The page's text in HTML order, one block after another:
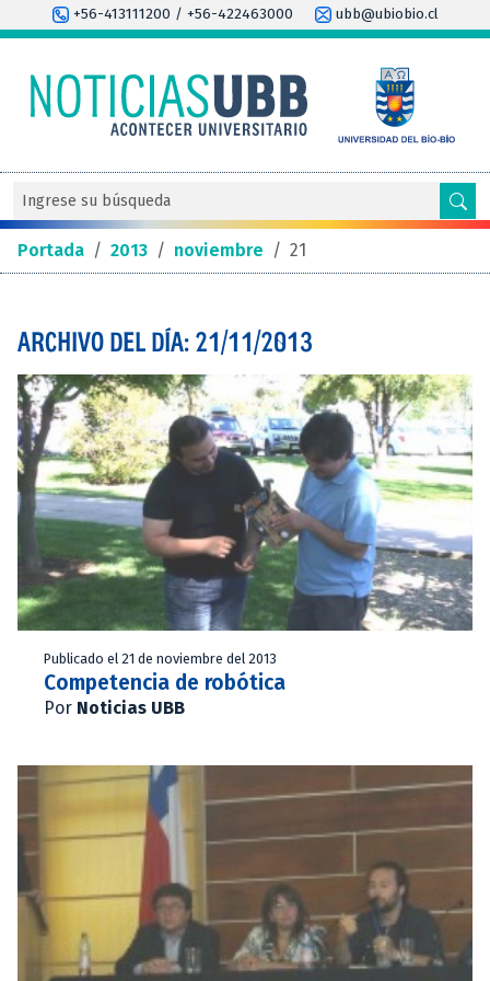
+56-413111200 / +56-422463000 ubb@ubiobio.cl
Portada / 2013 / noviembre / 21
ARCHIVO DEL DÍA: 21/11/2013
Publicado el 21 de noviembre del 2013
Competencia de robótica
Por Noticias UBB